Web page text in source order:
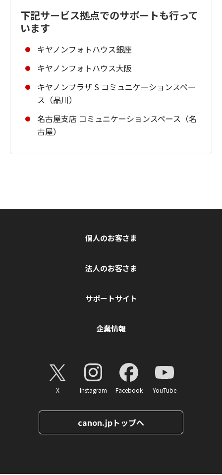
下記サービス拠点でのサポートも行って
います
キヤノンフォトハウス銀座
キヤノンフォトハウス大阪
キヤノンプラザ S コミュニケーションスペー
ス（品川）
名古屋支店 コミュニケーションスペース（名
古屋）
個人のお客さま
法人のお客さま
サポートサイト
企業情報
X Instagram Facebook YouTube
canon.jpトップへ